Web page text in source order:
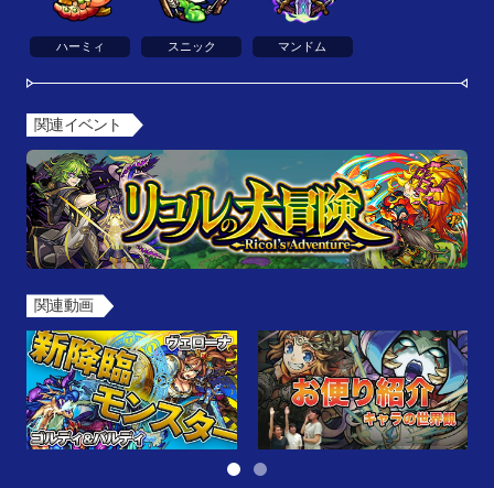
ハーミィ スニック マンドム
関連イベント
関連動画